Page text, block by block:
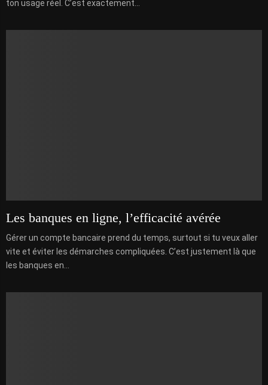
ton usage réel. C’est exactement...
Les banques en ligne, l’efficacité avérée
Gérer un compte bancaire prend du temps, surtout si tu veux aller
vite et éviter les démarches compliquées. C’est justement là que
les banques en...